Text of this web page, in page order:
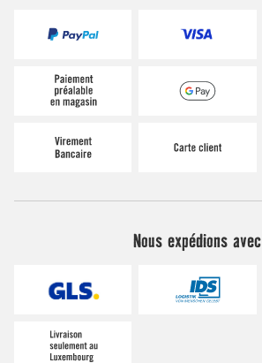
Nous expédions avec